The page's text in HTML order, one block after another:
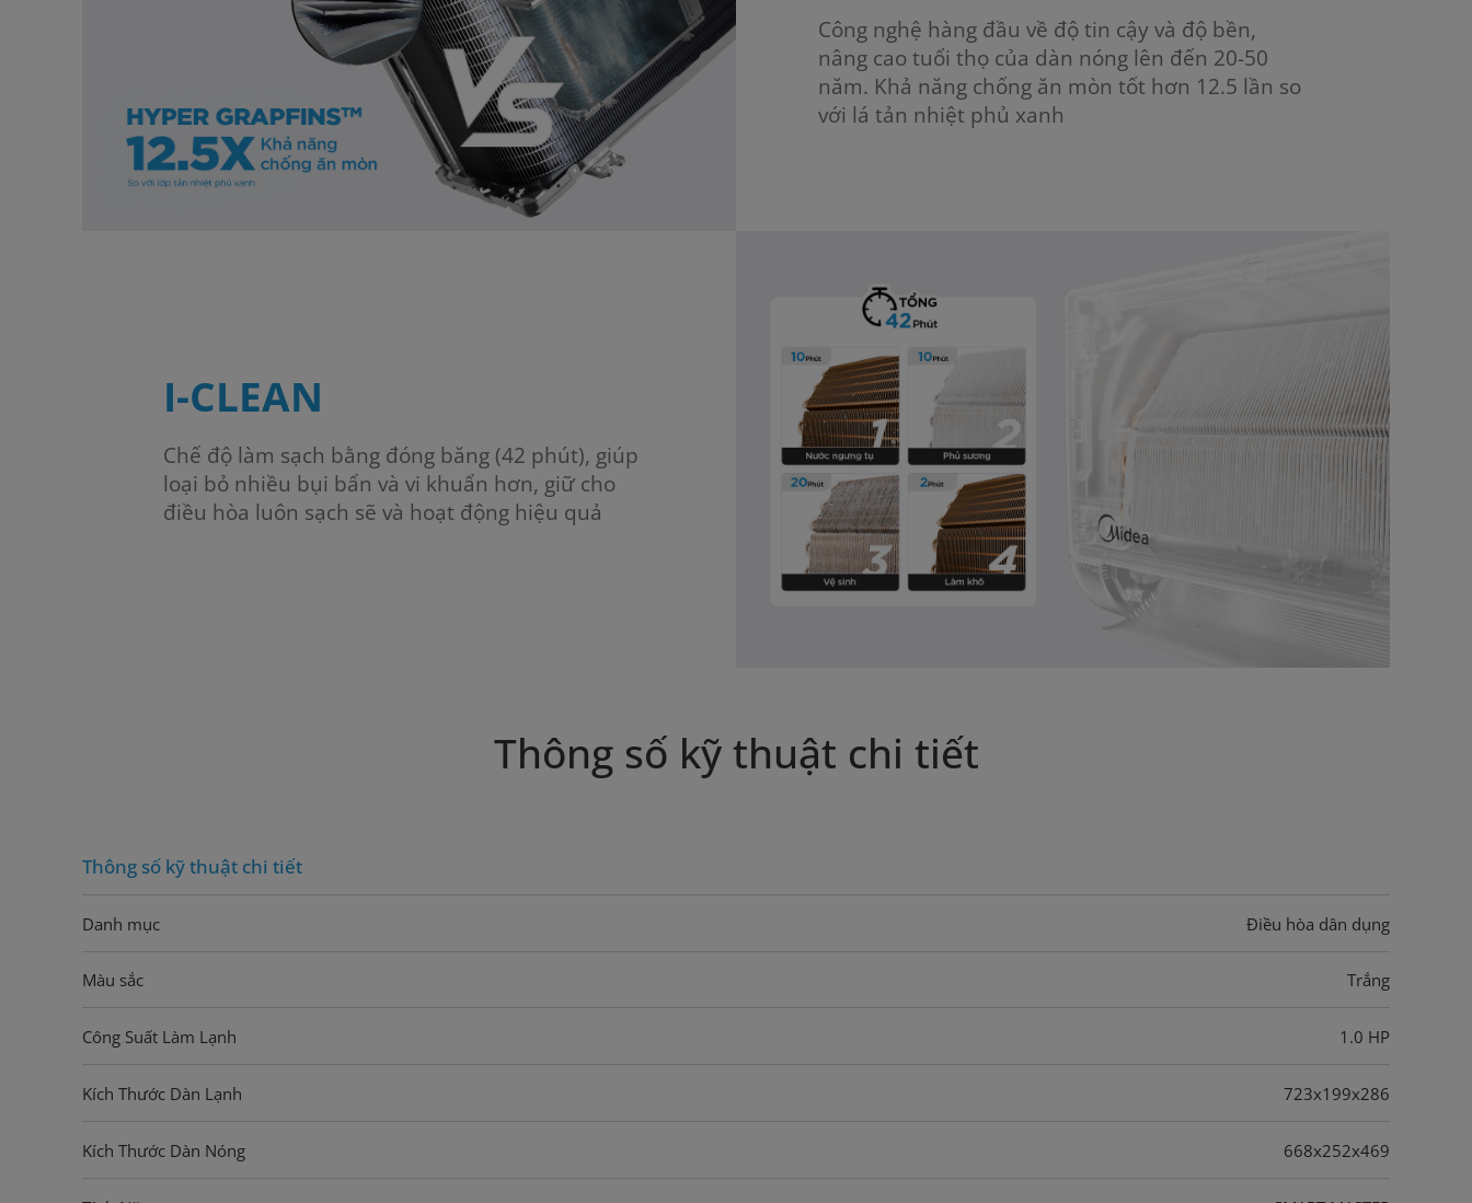
Công nghệ hàng đầu về độ tin cậy và độ bền,
nâng cao tuổi thọ của dàn nóng lên đến 20-50
năm. Khả năng chống ăn mòn tốt hơn 12.5 lần so
với lá tản nhiệt phủ xanh
I-CLEAN
Chế độ làm sạch bằng đóng băng (42 phút), giúp
loại bỏ nhiều bụi bẩn và vi khuẩn hơn, giữ cho
điều hòa luôn sạch sẽ và hoạt động hiệu quả
Thông số kỹ thuật chi tiết
Thông số kỹ thuật chi tiết
Danh mục Điều hòa dân dụng
Màu sắc Trắng
Công Suất Làm Lạnh 1.0 HP
Kích Thước Dàn Lạnh 723x199x286
Kích Thước Dàn Nóng 668x252x469